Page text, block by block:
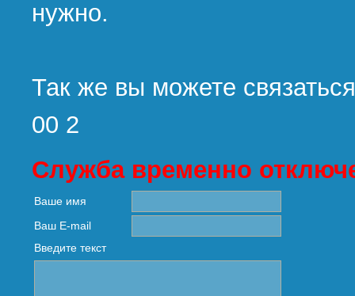
нужно.
Так же вы можете
00 2
Служба временно
Ваше имя
Ваш E-mail
Введите текст